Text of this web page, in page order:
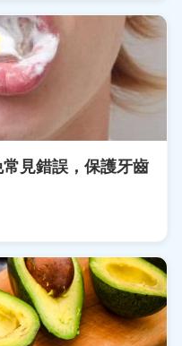
見錯誤，保護牙齒